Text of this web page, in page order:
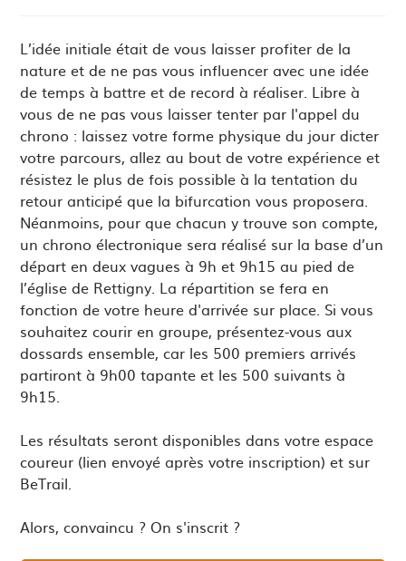
L’idée initiale était de vous laisser profiter de la
nature et de ne pas vous influencer avec une idée
de temps à battre et de record à réaliser. Libre à
vous de ne pas vous laisser tenter par l'appel du
chrono : laissez votre forme physique du jour dicter
votre parcours, allez au bout de votre expérience et
résistez le plus de fois possible à la tentation du
retour anticipé que la bifurcation vous proposera.
Néanmoins, pour que chacun y trouve son compte,
un chrono électronique sera réalisé sur la base d’un
départ en deux vagues à 9h et 9h15 au pied de
l’église de Rettigny. La répartition se fera en
fonction de votre heure d'arrivée sur place. Si vous
souhaitez courir en groupe, présentez-vous aux
dossards ensemble, car les 500 premiers arrivés
partiront à 9h00 tapante et les 500 suivants à
9h15.
Les résultats seront disponibles dans votre espace
coureur (lien envoyé après votre inscription) et sur
BeTrail.
Alors, convaincu ? On s'inscrit ?